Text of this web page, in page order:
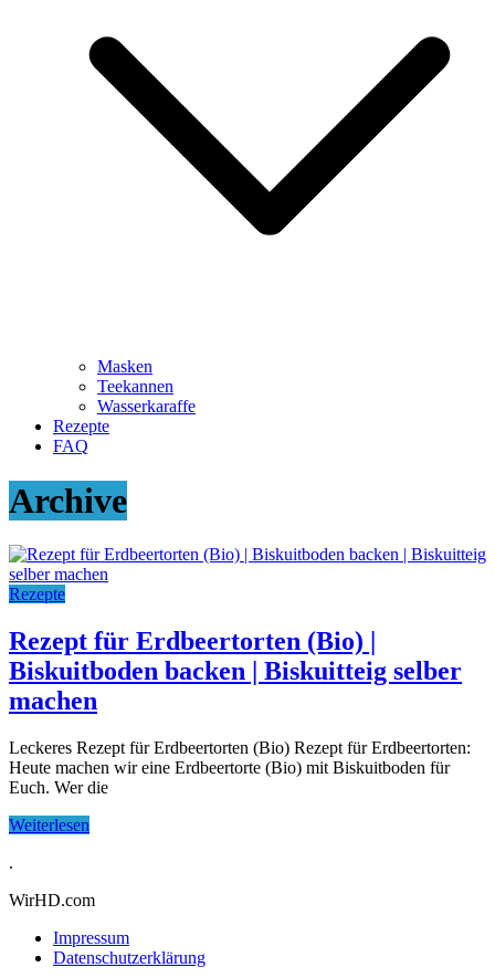
Masken
Teekannen
Wasserkaraffe
Rezepte
FAQ
Archive
Rezepte
Rezept für Erdbeertorten (Bio) |
Biskuitboden backen | Biskuitteig selber
machen
Leckeres Rezept für Erdbeertorten (Bio) Rezept für Erdbeertorten:
Heute machen wir eine Erdbeertorte (Bio) mit Biskuitboden für
Euch. Wer die
Weiterlesen
.
WirHD.com
Impressum
Datenschutzerklärung